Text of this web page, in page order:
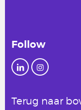
Follow
Terug naar